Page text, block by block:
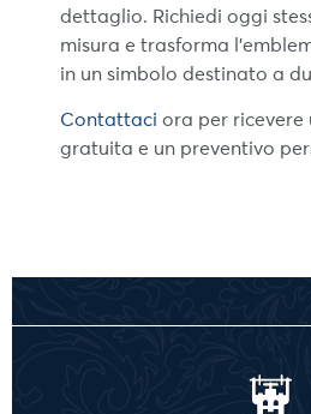
dettaglio. Richiedi oggi
misura e trasforma
in un simbolo destinato a
Contattaci ora per ricevere
gratuita e un preventivo